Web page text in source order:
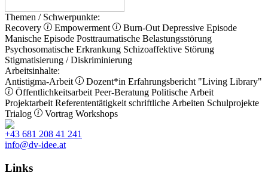
Themen / Schwerpunkte:
Recovery
Empowerment Burn-Out Depressive Episode
Manische Episode Posttraumatische Belastungsstörung
Psychosomatische Erkrankung Schizoaffektive Störung
Stigmatisierung / Diskriminierung
Arbeitsinhalte:
Antistigma-Arbeit
Dozent*in Erfahrungsbericht "Living Library"
Öffentlichkeitsarbeit Peer-Beratung Politische Arbeit
Projektarbeit Referententätigkeit schriftliche Arbeiten Schulprojekte
Trialog
Vortrag Workshops
+43 681 208 41 241
info@dv-idee.at
Links